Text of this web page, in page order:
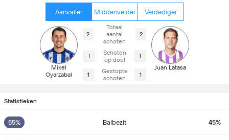
Aanvaller Middenvelder Verdediger
Mikel
Oyarzabal
2
Totaal
aantal
schoten
2
1
Schoten
op doel
1
1
Gestopte
schoten
1
Juan Latasa
Statistieken
55% Balbezit 45%